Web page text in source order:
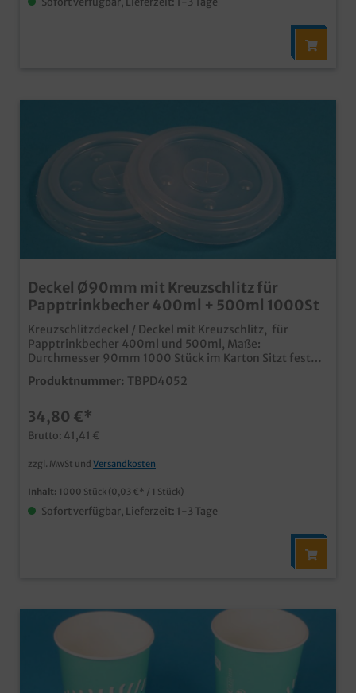
Deckel Ø90mm mit Kreuzschlitz für
Papptrinkbecher 400ml + 500ml 1000St
Kreuzschlitzdeckel / Deckel mit Kreuzschlitz, für
Papptrinkbecher 400ml und 500ml, Maße:
Durchmesser 90mm 1000 Stück im Karton Sitzt fest
auf dem Becher und hält die Getränke da wo sie
hingehören Aus transparentem Kunststoff mit
Shakes, usw.Passend auf Trinkbecher mit 90mm
oberen Durchmesser
Produktnummer: TBPD4052
34,80 €*
Brutto: 41,41 €
zzgl. MwSt und Versandkosten
Inhalt: 1000 Stück (0,03 €* / 1 Stück)
Sofort verfügbar, Lieferzeit: 1-3 Tage